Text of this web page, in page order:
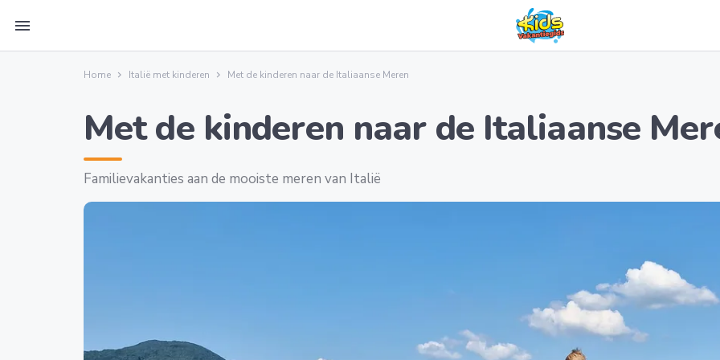
menu
Home Italië met kinderen Met de kinderen naar de Italiaanse Meren
Met de kinderen naar de Italiaanse
Familievakanties aan de mooiste meren van Italië